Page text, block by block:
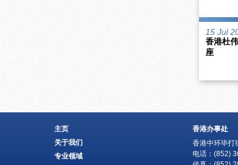
15 Jul
香港杜
座
主页
关于我们
专业领域
香港办事处
香港中环毕打
电话：(852)